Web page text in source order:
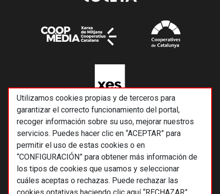
Utilizamos cookies propias y de terceros para
garantizar el correcto funcionamiento del portal,
recoger información sobre su uso, mejorar nuestros
servicios. Puedes hacer clic en “ACEPTAR” para
permitir el uso de estas cookies o en
“CONFIGURACIÓN” para obtener más información de
los tipos de cookies que usamos y seleccionar
cuáles aceptas o rechazas. Puede rechazar las